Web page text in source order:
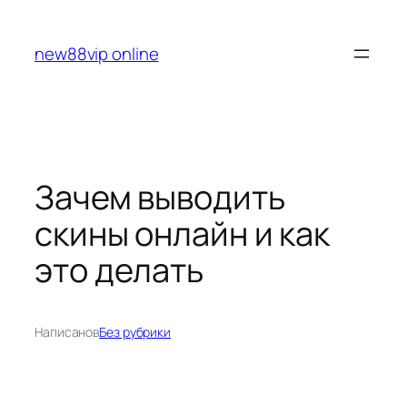
содержимому
new88vip online
Зачем выводить
скины онлайн и как
это делать
НаписановБез рубрики